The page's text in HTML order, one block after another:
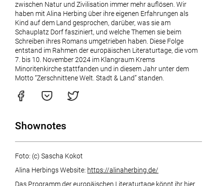
zwischen Natur und Zivilisation immer mehr auflösen. Wir
haben mit Alina Herbing über ihre eigenen Erfahrungen als
Kind auf dem Land gesprochen, darüber, was sie am
Schauplatz Dorf fasziniert, und welche Themen sie beim
Schreiben ihres Romans umgetrieben haben. Diese Folge
entstand im Rahmen der europäischen Literaturtage, die vom
7. bis 10. November 2024 im Klangraum Krems
Minoritenkirche stattfanden und in diesem Jahr unter dem
Motto “Zerschnittene Welt. Stadt & Land” standen.
Shownotes
Foto: (c) Sascha Kokot
Alina Herbings Website: https://alinaherbing.de/
Das Programm der europäischen Literaturtage könnt ihr hier